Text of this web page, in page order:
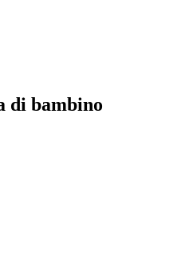
di bambino